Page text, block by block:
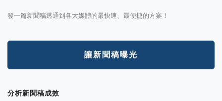
發一篇新聞稿透通到各大媒體的最快速、最便捷的方案！
讓新聞稿曝光
分析新聞稿成效